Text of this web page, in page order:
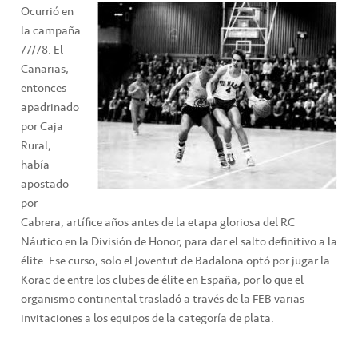
Ocurrió en
la campaña
77/78. El
Canarias,
entonces
apadrinado
por Caja
Rural,
había
apostado
por
Cabrera, artífice años antes de la etapa gloriosa del RC
Náutico en la División de Honor, para dar el salto definitivo a la
élite. Ese curso, solo el Joventut de Badalona optó por jugar la
Korac de entre los clubes de élite en España, por lo que el
organismo continental trasladó a través de la FEB varias
invitaciones a los equipos de la categoría de plata.